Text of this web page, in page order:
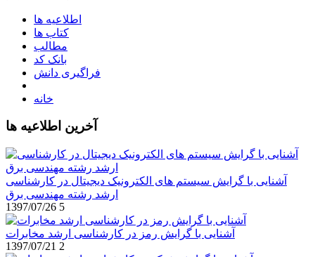
اطلاعیه ها
کتاب ها
مطالب
بانک کد
فراگیری دانش
خانه
آخرین اطلاعیه ها
آشنایی با گرایش سیستم های الکترونیک دیجیتال در کارشناسی
ارشد رشته مهندسی برق
1397/07/26 5
آشنایی با گرایش رمز در کارشناسی ارشد مخابرات
1397/07/21 2